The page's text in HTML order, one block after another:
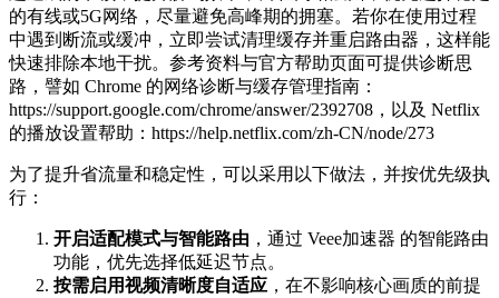
的有线或5G网络，尽量避免高峰期的拥塞。若你在使用过程
中遇到断流或缓冲，立即尝试清理缓存并重启路由器，这样能
快速排除本地干扰。参考资料与官方帮助页面可提供诊断思
路，譬如 Chrome 的网络诊断与缓存管理指南：
https://support.google.com/chrome/answer/2392708，以及 Netflix
的播放设置帮助：https://help.netflix.com/zh-CN/node/273
为了提升省流量和稳定性，可以采用以下做法，并按优先级执
行：
开启适配模式与智能路由 ，通过 Veee加速器 的智能路由
功能，优先选择低延迟节点。
按需启用视频清晰度自适应 ，在不影响核心画质的前提